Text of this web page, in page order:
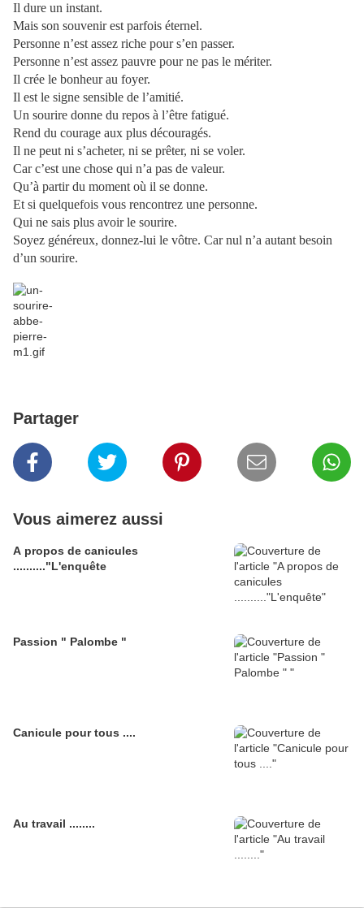
Il dure un instant.
Mais son souvenir est parfois éternel.
Personne n’est assez riche pour s’en passer.
Personne n’est assez pauvre pour ne pas le mériter.
Il crée le bonheur au foyer.
Il est le signe sensible de l’amitié.
Un sourire donne du repos à l’être fatigué.
Rend du courage aux plus découragés.
Il ne peut ni s’acheter, ni se prêter, ni se voler.
Car c’est une chose qui n’a pas de valeur.
Qu’à partir du moment où il se donne.
Et si quelquefois vous rencontrez une personne.
Qui ne sais plus avoir le sourire.
Soyez généreux, donnez-lui le vôtre. Car nul n’a autant besoin
d’un sourire.
Partager
Vous aimerez aussi
A propos de canicules
.........."L'enquête
Passion " Palombe "
Canicule pour tous ....
Au travail ........